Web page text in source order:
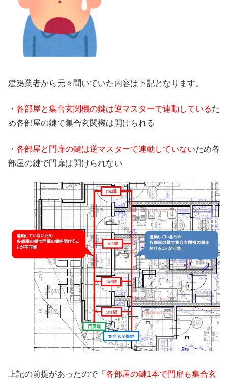
建築業者から元々聞いていた内容は下記となります。
・ 各部屋と集合玄関機の鍵は逆マスターで連動しているた
め各部屋の鍵で集合玄関機は開けられる
・ 各部屋と門扉の鍵は逆マスターで連動していないため各
部屋の鍵で門扉は開けられない
上記の前提があったので 「各部屋の鍵1本で門扉も集合玄